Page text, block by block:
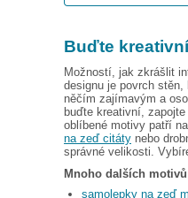
Buďte
Možností, jak zkrášlit
designu je povrch
něčím zajímavým a
buďte kreativní,
oblíbené motivy patří
na zeď citáty nebo
správné velikosti.
Mnoho dalších
samolepky na zeď